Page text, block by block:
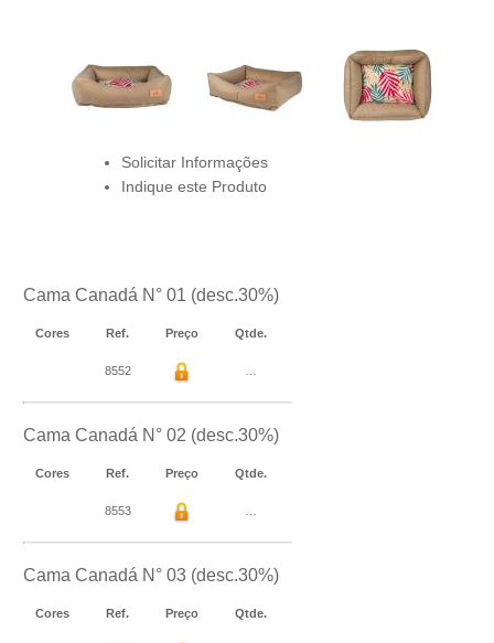
Solicitar Informações
Indique este Produto
Cama Canadá N° 01 (desc.30%)
Cores Ref. Preço Qtde.
8552
Cama Canadá N° 02 (desc.30%)
Cores Ref. Preço Qtde.
8553
Cama Canadá N° 03 (desc.30%)
Cores Ref. Preço Qtde.